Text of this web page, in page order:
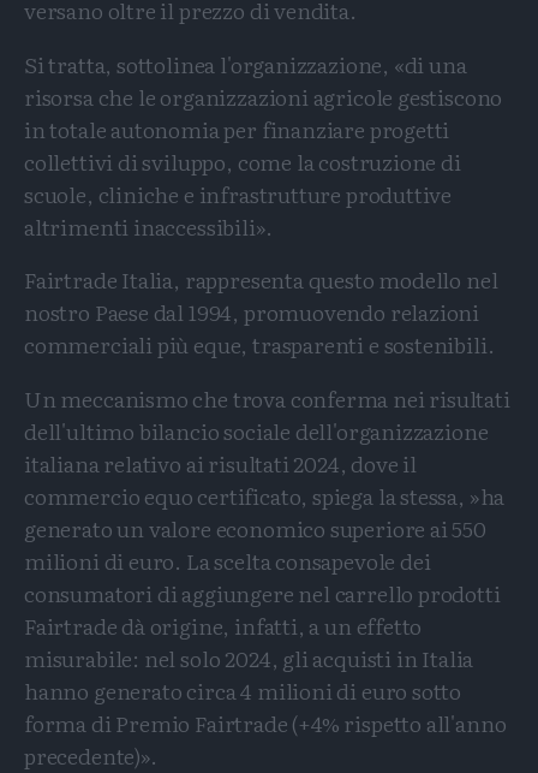
versano oltre il prezzo di vendita.
Si tratta, sottolinea l'organizzazione, «di una
risorsa che le organizzazioni agricole gestiscono
in totale autonomia per finanziare progetti
collettivi di sviluppo, come la costruzione di
scuole, cliniche e infrastrutture produttive
altrimenti inaccessibili».
Fairtrade Italia, rappresenta questo modello nel
nostro Paese dal 1994, promuovendo relazioni
commerciali più eque, trasparenti e sostenibili.
Un meccanismo che trova conferma nei risultati
dell'ultimo bilancio sociale dell'organizzazione
italiana relativo ai risultati 2024, dove il
commercio equo certificato, spiega la stessa, »ha
generato un valore economico superiore ai 550
milioni di euro. La scelta consapevole dei
consumatori di aggiungere nel carrello prodotti
Fairtrade dà origine, infatti, a un effetto
misurabile: nel solo 2024, gli acquisti in Italia
hanno generato circa 4 milioni di euro sotto
forma di Premio Fairtrade (+4% rispetto all'anno
precedente)».